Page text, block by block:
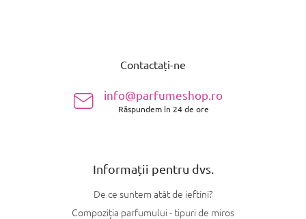
Contactați-ne
info@parfumeshop.ro
Răspundem în 24 de ore
Informații pentru dvs.
De ce suntem atât de ieftini?
Compoziția parfumului - tipuri de miros